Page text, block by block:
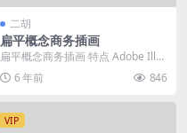
二胡
扁平概念商务插画
扁平概念商务插画 特点 Adobe Illus
trator & Adob...
6 年前 846
VIP